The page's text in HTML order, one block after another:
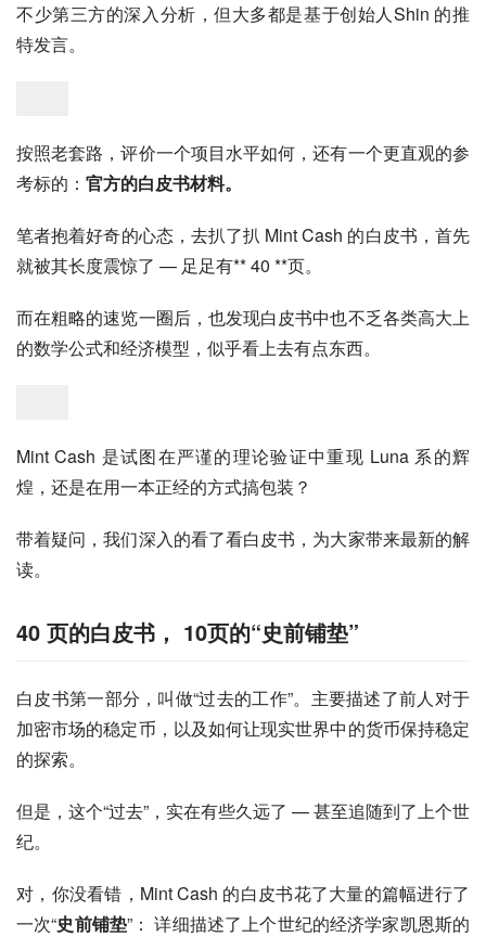
不少第三方的深入分析，但大多都是基于创始人Shin 的推
特发言。
按照老套路，评价一个项目水平如何，还有一个更直观的参
考标的： 官方的白皮书材料。
笔者抱着好奇的心态，去扒了扒 Mint Cash 的白皮书，首先
就被其长度震惊了 — 足足有** 40 **页。
而在粗略的速览一圈后，也发现白皮书中也不乏各类高大上
的数学公式和经济模型，似乎看上去有点东西。
Mint Cash 是试图在严谨的理论验证中重现 Luna 系的辉
煌，还是在用一本正经的方式搞包装？
带着疑问，我们深入的看了看白皮书，为大家带来最新的解
读。
40 页的白皮书， 10页的“史前铺垫”
白皮书第一部分，叫做“过去的工作”。主要描述了前人对于
加密市场的稳定币，以及如何让现实世界中的货币保持稳定
的探索。
但是，这个“过去”，实在有些久远了 — 甚至追随到了上个世
纪。
对，你没看错，Mint Cash 的白皮书花了大量的篇幅进行了
一次“史前铺垫”： 详细描述了上个世纪的经济学家凯恩斯的